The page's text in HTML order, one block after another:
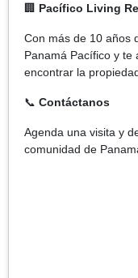
🏢 Pacífico Living
Con más de 10 años
Panamá Pacífico y te
encontrar la
📞 Contáctanos
Agenda una visita y
comunidad de